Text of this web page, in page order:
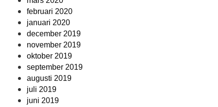
februari 2020
januari 2020
december 2019
november 2019
oktober 2019
september 2019
augusti 2019
juli 2019
juni 2019